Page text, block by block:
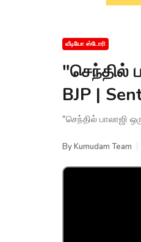
வீடியோ ஸ்டோரி
"செந்தில்
BJP |
"செந்தில் பாலாஜி
ByKumudam Team